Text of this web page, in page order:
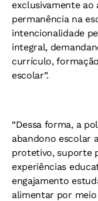
exclusivamente
permanência na
intencionalidade
integral,
currículo,
escolar”.
“Dessa forma, a
abandono escolar
protetivo, suporte
experiências
engajamento
alimentar por